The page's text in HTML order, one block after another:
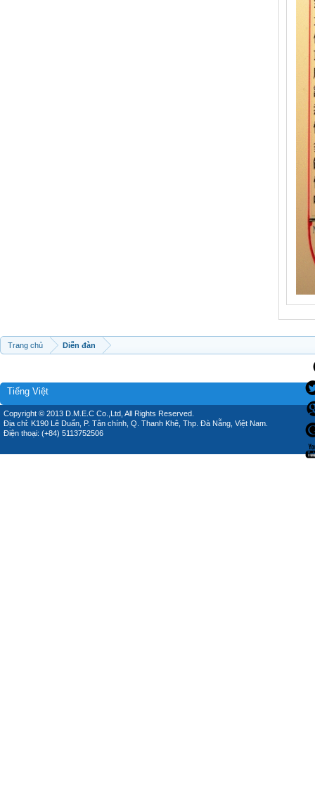
Trang chủ Diễn đàn
Tiếng Việt
Copyright © 2013 D.M.E.C Co.,Ltd, All Rights Reserved.
Địa chỉ: K190 Lê Duẩn, P. Tân chính, Q. Thanh Khê, Thp. Đà Nẵng, Việt Nam.
Điện thoại: (+84) 5113752506